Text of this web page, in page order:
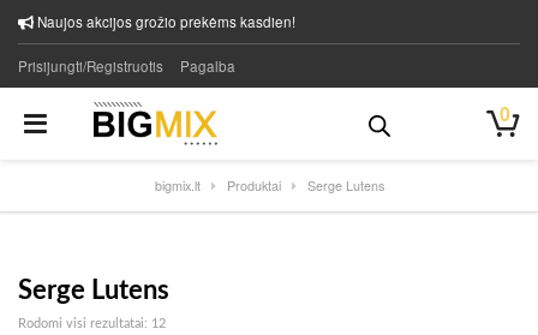
Naujos akcijos grožio prekėms kasdien!
Prisijungti/Registruotis Pagalba
0
bigmix.lt Produktai Serge Lutens
Serge Lutens
Rodomi visi rezultatai: 12Rūšiuojama pagal naujausią